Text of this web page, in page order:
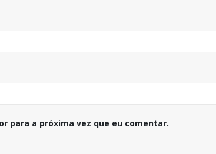
para a próxima vez que eu comentar.